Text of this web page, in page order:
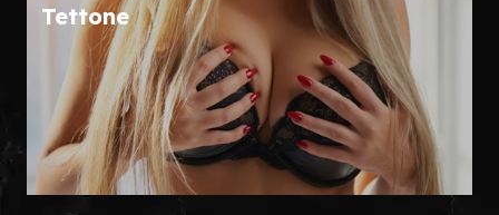
Tettone